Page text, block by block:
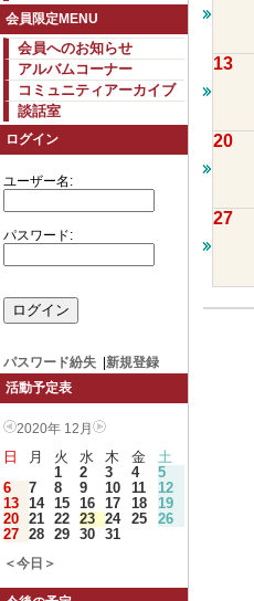
会員限定MENU
会員へのお知らせ
アルバムコーナー
コミュニティアーカイブ
談話室
ログイン
ユーザー名:
パスワード:
パスワード紛失
新規登録
活動予定表
2020年 12月
日 月 火 水 木 金
土
1
2 3 4
5
6
7 8 9 10 11
12
13 14 15 16 17 18
19
20 21 22 23 24 25
26
27 28 29 30 31
＜今日＞
13
20
27